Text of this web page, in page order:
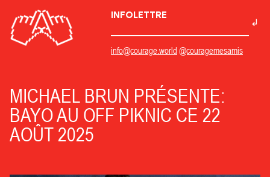
INFOLETTRE
info@courage.world @couragemesamis
MICHAEL BRUN PRÉSENTE:
BAYO AU OFF PIKNIC CE 22
AOÛT 2025